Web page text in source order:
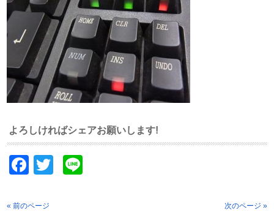
よろしければシェアお願いします!
Facebook
Twitter
« 前のページ 次のページ »